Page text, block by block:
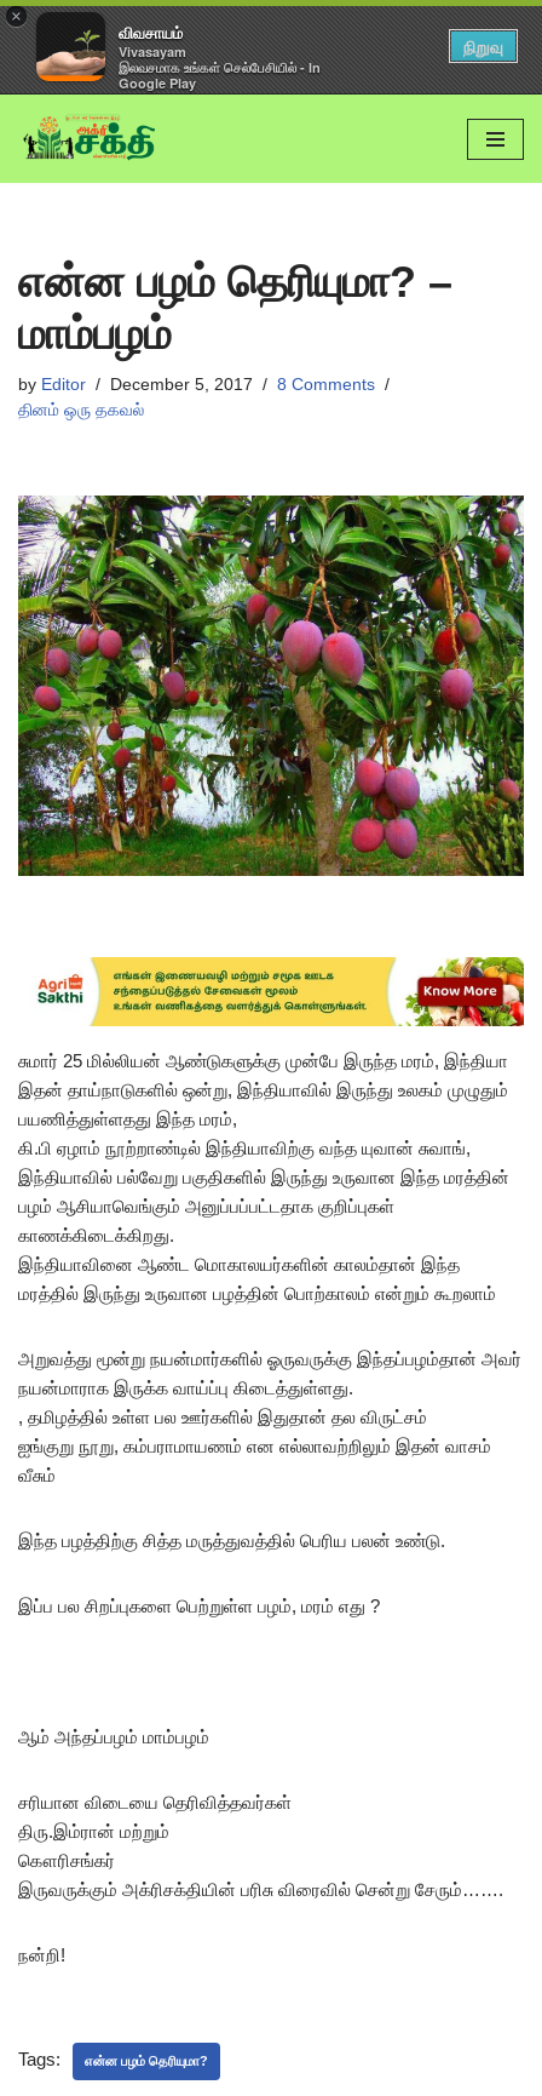
×
விவசாயம்
Vivasayam
இலவசமாக உங்கள் செல்பேசியில் - In
Google Play
நிறுவு
Skip
to
என்ன பழம் தெரியுமா? –
மாம்பழம்
by Editor December 5, 2017
8 Comments
தினம் ஒரு தகவல்
சுமார் 25 மில்லியன் ஆண்டுகளுக்கு முன்பே இருந்த மரம், இந்தியா
இதன் தாய்நாடுகளில் ஒன்று, இந்தியாவில் இருந்து உலகம் முழுதும்
பயணித்துள்ளதது இந்த மரம்,
கி.பி ஏழாம் நூற்றாண்டில் இந்தியாவிற்கு வந்த யுவான் சுவாங்,
இந்தியாவில் பல்வேறு பகுதிகளில் இருந்து உருவான இந்த மரத்தின்
பழம் ஆசியாவெங்கும் அனுப்பப்பட்டதாக குறிப்புகள்
காணக்கிடைக்கிறது.
இந்தியாவினை ஆண்ட மொகாலயர்களின் காலம்தான் இந்த
மரத்தில் இருந்து உருவான பழத்தின் பொற்காலம் என்றும் கூறலாம்
அறுவத்து மூன்று நயன்மார்களில் ஓருவருக்கு இந்தப்பழம்தான் அவர்
நயன்மாராக இருக்க வாய்ப்பு கிடைத்துள்ளது.
, தமிழத்தில் உள்ள பல ஊர்களில் இதுதான் தல விருட்சம்
ஐங்குறு நூறு, கம்பராமாயணம் என எல்லாவற்றிலும் இதன் வாசம்
வீசும்
இந்த பழத்திற்கு சித்த மருத்துவத்தில் பெரிய பலன் உண்டு.
இப்ப பல சிறப்புகளை பெற்றுள்ள பழம், மரம் எது ?
ஆம் அந்தப்பழம் மாம்பழம்
சரியான விடையை தெரிவித்தவர்கள்
திரு.இம்ரான் மற்றும்
கௌரிசங்கர்
இருவருக்கும் அக்ரிசக்தியின் பரிசு விரைவில் சென்று சேரும்…….
நன்றி!
Tags: என்ன பழம் தெரியுமா?